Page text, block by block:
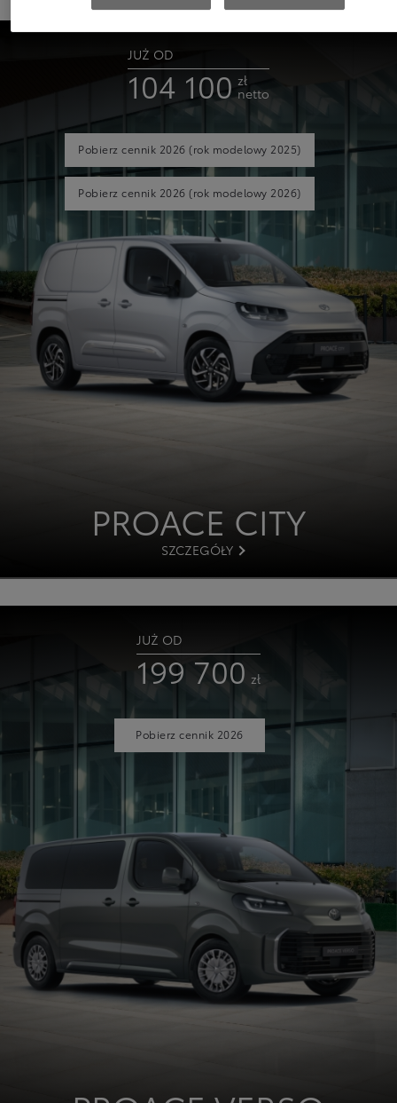
JUŻ OD
104 100 zł
netto
Pobierz cennik 2026(rok modelowy 2025)
Pobierz cennik 2026(rok modelowy 2026)
PROACE CITY
SZCZEGÓŁY
JUŻ OD
199 700 zł
Pobierz cennik 2026